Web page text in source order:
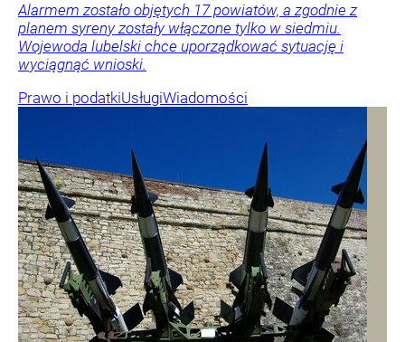
Alarmem zostało objętych 17 powiatów, a zgodnie z
planem syreny zostały włączone tylko w siedmiu.
Wojewoda lubelski chce uporządkować sytuację i
wyciągnąć wnioski.
Prawo i podatkiUsługiWiadomości